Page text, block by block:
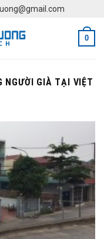
0
NGƯỜI GIÀ TẠI VIỆT